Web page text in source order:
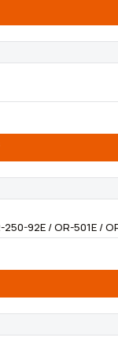
92E / OR-501E /